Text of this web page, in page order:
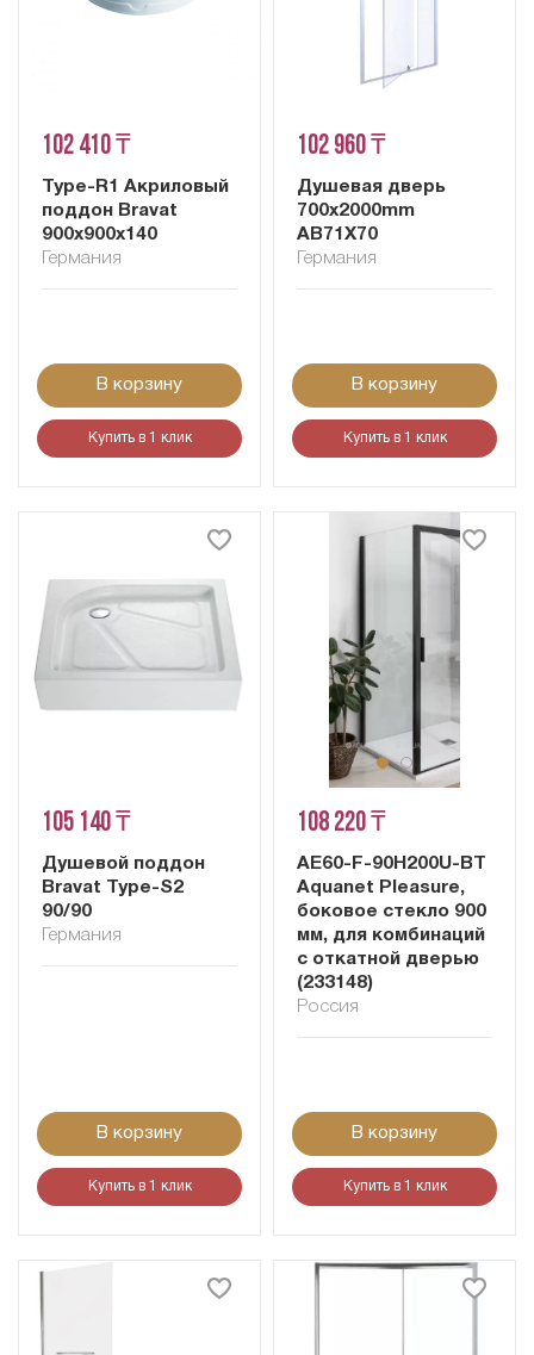
102 410 ₸
Type-R1 Акриловый
поддон Bravat
900х900х140
Германия
В корзину
Купить в 1 клик
102 960 ₸
Душевая дверь
700x2000mm
AB71X70
Германия
В корзину
Купить в 1 клик
105 140 ₸
Душевой поддон
Bravat Type-S2
90/90
Германия
В корзину
Купить в 1 клик
108 220 ₸
AE60-F-90H200U-BT
Aquanet Pleasure,
боковое стекло 900
мм, для комбинаций
с откатной дверью
(233148)
Россия
В корзину
Купить в 1 клик